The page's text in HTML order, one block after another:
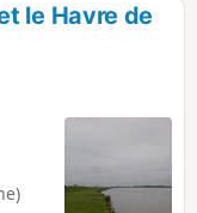
le Havre de